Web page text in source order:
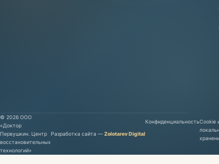
© 2026 ООО
«Доктор
Первушкин. Центр
восстановительных
технологий»
Разработка сайта —Zolotarev Digital
КонфиденциальностьCookie